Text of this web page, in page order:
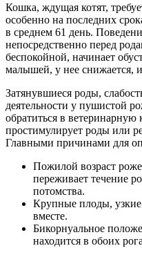
Кошка, ждущая котят,
особенно на последних
в среднем 61 день.
непосредственно перед
беспокойной, начинает
малышей, у нее снижается,
Затянувшиеся роды,
деятельности у пушистой
обратиться в
простимулирует роды или
Главными причинами для
Пожилой возраст
переживает течение
потомства.
Крупные плоды, узкие
вместе.
Бикорнуальное
находится в обоих